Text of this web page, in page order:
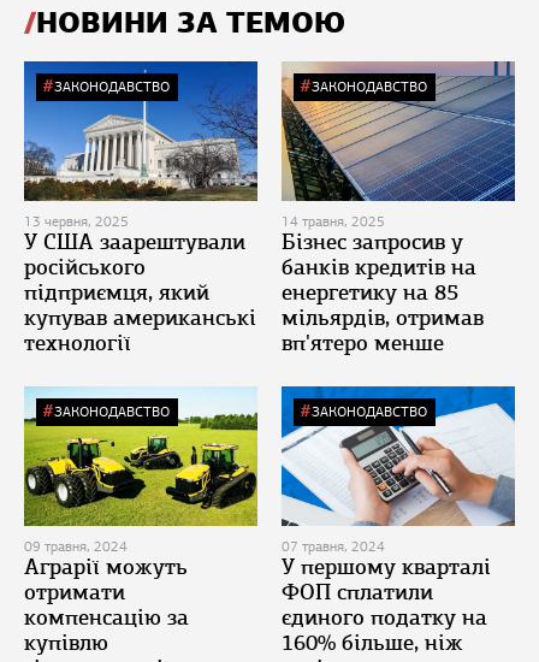
НОВИНИ ЗА ТЕМОЮ
ЗАКОНОДАВСТВО
13 червня, 2025
У США заарештували
російського
підприємця, який
купував американські
технології
ЗАКОНОДАВСТВО
14 травня, 2025
Бізнес запросив у
банків кредитів на
енергетику на 85
мільярдів, отримав
вп'ятеро менше
ЗАКОНОДАВСТВО
09 травня, 2024
Аграрії можуть
отримати
компенсацію за
купівлю
ЗАКОНОДАВСТВО
07 травня, 2024
У першому кварталі
ФОП сплатили
єдиного податку на
160% більше, ніж